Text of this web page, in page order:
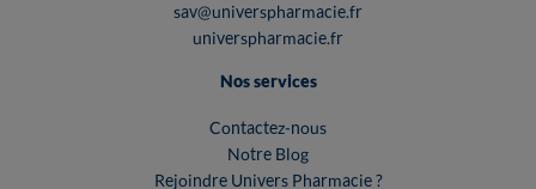
sav@universpharmacie.fr
universpharmacie.fr
Nos services
Contactez-nous
Notre Blog
Rejoindre Univers Pharmacie ?